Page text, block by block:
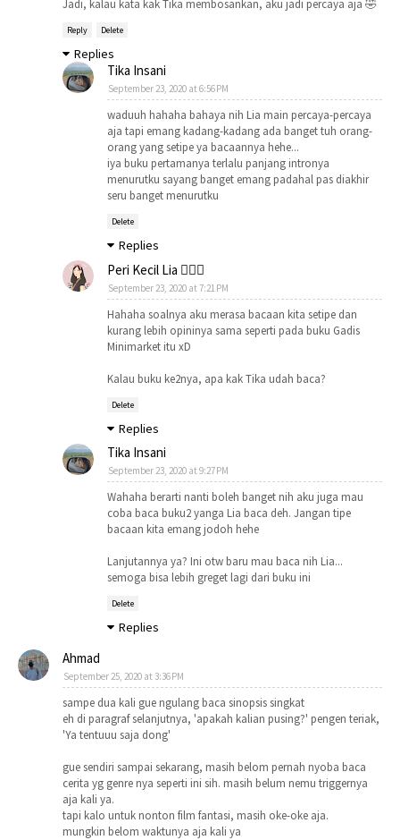
Jadi, kalau kata kak Tika membosankan, aku jadi percaya aja 🤣
Reply Delete
Replies
Tika Insani
September 23, 2020 at 6:56 PM
waduuh hahaha bahaya nih Lia main percaya-percaya
aja tapi emang kadang-kadang ada banget tuh orang-
orang yang setipe ya bacaannya hehe...
iya buku pertamanya terlalu panjang intronya
menurutku sayang banget emang padahal pas diakhir
seru banget menurutku
Delete
Replies
Peri Kecil Lia 🧚🏻‍♀️
September 23, 2020 at 7:21 PM
Hahaha soalnya aku merasa bacaan kita setipe dan
kurang lebih opininya sama seperti pada buku Gadis
Minimarket itu xD
Kalau buku ke2nya, apa kak Tika udah baca?
Delete
Replies
Tika Insani
September 23, 2020 at 9:27 PM
Wahaha berarti nanti boleh banget nih aku juga mau
coba baca buku2 yanga Lia baca deh. Jangan tipe
bacaan kita emang jodoh hehe
Lanjutannya ya? Ini otw baru mau baca nih Lia...
semoga bisa lebih greget lagi dari buku ini
Delete
Replies
Ahmad
September 25, 2020 at 3:36 PM
sampe dua kali gue ngulang baca sinopsis singkat
eh di paragraf selanjutnya, 'apakah kalian pusing?' pengen teriak,
'Ya tentuuu saja dong'
gue sendiri sampai sekarang, masih belom pernah nyoba baca
cerita yg genre nya seperti ini sih. masih belum nemu triggernya
aja kali ya.
tapi kalo untuk nonton film fantasi, masih oke-oke aja.
mungkin belom waktunya aja kali ya